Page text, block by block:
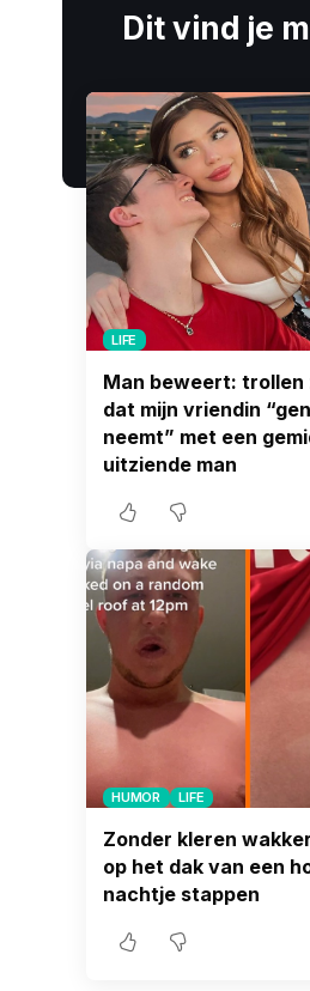
Dit vind je
LIFE
Man beweert: trollen
dat mijn vriendin
neemt” met een
uitziende man
HUMOR LIFE
Zonder kleren
op het dak van een
nachtje stappen